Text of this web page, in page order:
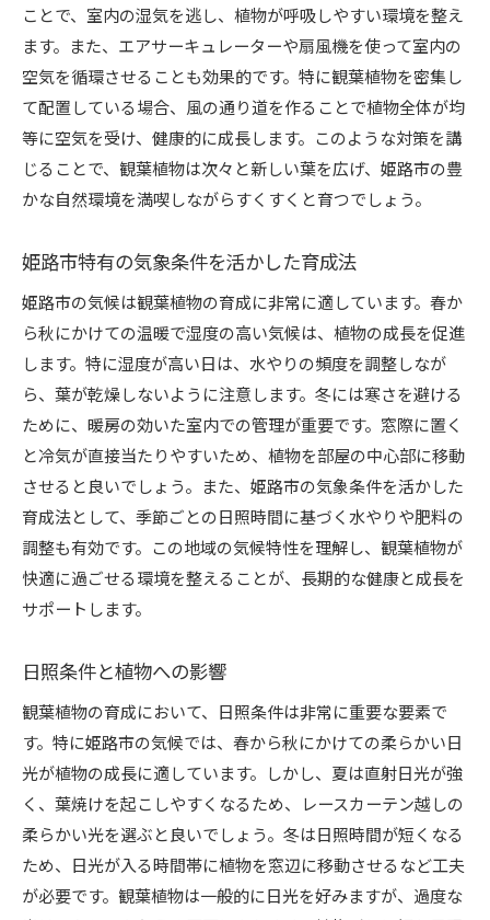
ことで、室内の湿気を逃し、植物が呼吸しやすい環境を整え
ます。また、エアサーキュレーターや扇風機を使って室内の
空気を循環させることも効果的です。特に観葉植物を密集し
て配置している場合、風の通り道を作ることで植物全体が均
等に空気を受け、健康的に成長します。このような対策を講
じることで、観葉植物は次々と新しい葉を広げ、姫路市の豊
かな自然環境を満喫しながらすくすくと育つでしょう。
姫路市特有の気象条件を活かした育成法
姫路市の気候は観葉植物の育成に非常に適しています。春か
ら秋にかけての温暖で湿度の高い気候は、植物の成長を促進
します。特に湿度が高い日は、水やりの頻度を調整しなが
ら、葉が乾燥しないように注意します。冬には寒さを避ける
ために、暖房の効いた室内での管理が重要です。窓際に置く
と冷気が直接当たりやすいため、植物を部屋の中心部に移動
させると良いでしょう。また、姫路市の気象条件を活かした
育成法として、季節ごとの日照時間に基づく水やりや肥料の
調整も有効です。この地域の気候特性を理解し、観葉植物が
快適に過ごせる環境を整えることが、長期的な健康と成長を
サポートします。
日照条件と植物への影響
観葉植物の育成において、日照条件は非常に重要な要素で
す。特に姫路市の気候では、春から秋にかけての柔らかい日
光が植物の成長に適しています。しかし、夏は直射日光が強
く、葉焼けを起こしやすくなるため、レースカーテン越しの
柔らかい光を選ぶと良いでしょう。冬は日照時間が短くなる
ため、日光が入る時間帯に植物を窓辺に移動させるなど工夫
が必要です。観葉植物は一般的に日光を好みますが、過度な